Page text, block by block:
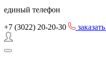
единый телефон
+7 (3022) 20-20-30